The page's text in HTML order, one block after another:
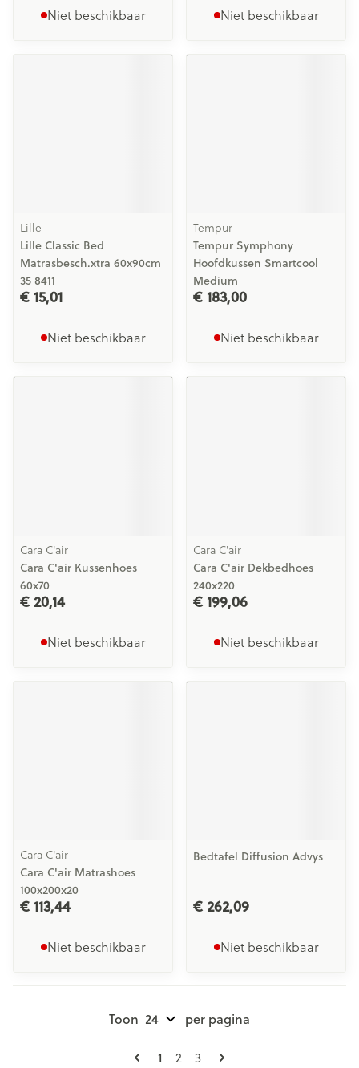
Niet beschikbaar Niet beschikbaar
Lille
Lille Classic Bed
Matrasbesch.xtra 60x90cm
35 8411
€ 15,01
Niet beschikbaar
Tempur
Tempur Symphony
Hoofdkussen Smartcool
Medium
€ 183,00
Niet beschikbaar
Cara C'air
Cara C'air Kussenhoes
60x70
€ 20,14
Niet beschikbaar
Cara C'air
Cara C'air Dekbedhoes
240x220
€ 199,06
Niet beschikbaar
Cara C'air
Cara C'air Matrashoes
100x200x20
€ 113,44
Niet beschikbaar
Bedtafel Diffusion Advys
€ 262,09
Niet beschikbaar
Pagina's
U lees momenteel pagina
1 Pagina
2 Pagina
3
Toon per pagina